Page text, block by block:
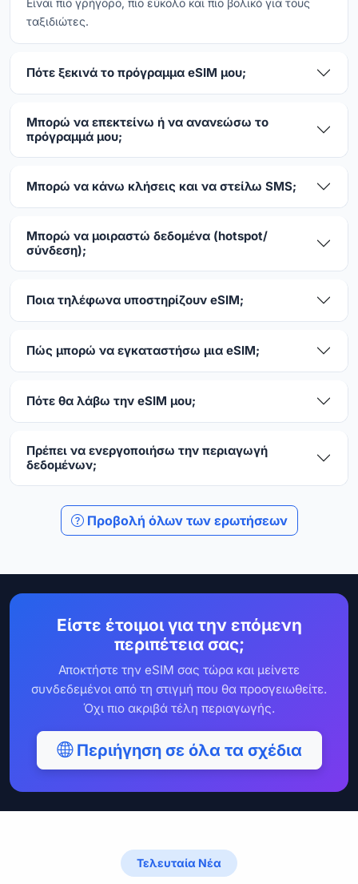
Είναι πιο γρήγορο, πιο εύκολο και πιο βολικό για τους
ταξιδιώτες.
Πότε ξεκινά το πρόγραμμα eSIM μου;
Μπορώ να επεκτείνω ή να ανανεώσω το
πρόγραμμά μου;
Μπορώ να κάνω κλήσεις και να στείλω SMS;
Μπορώ να μοιραστώ δεδομένα (hotspot/
σύνδεση);
Ποια τηλέφωνα υποστηρίζουν eSIM;
Πώς μπορώ να εγκαταστήσω μια eSIM;
Πότε θα λάβω την eSIM μου;
Πρέπει να ενεργοποιήσω την περιαγωγή
δεδομένων;
Προβολή όλων των ερωτήσεων
Είστε έτοιμοι για την επόμενη
περιπέτεια σας;
Αποκτήστε την eSIM σας τώρα και μείνετε
συνδεδεμένοι από τη στιγμή που θα προσγειωθείτε.
Όχι πιο ακριβά τέλη περιαγωγής.
Περιήγηση σε όλα τα σχέδια
Τελευταία Νέα